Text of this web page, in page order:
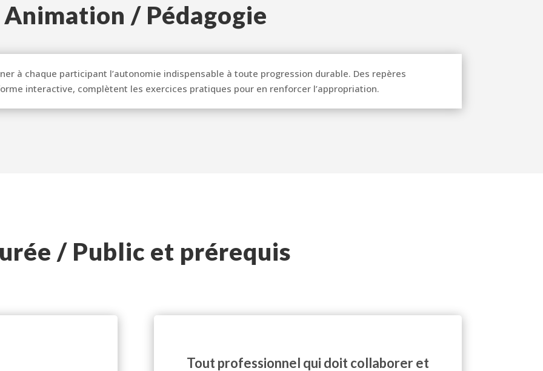
Animation / Pédagogie
à chaque participant l’autonomie indispensable à toute progression durable. Des repères
interactive, complètent les exercices pratiques pour en renforcer l’appropriation.
/ Public et prérequis
Tout professionnel qui doit collaborer et